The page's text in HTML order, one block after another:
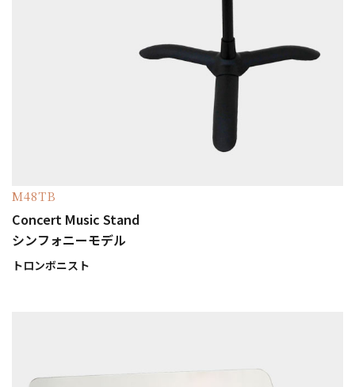
M48TB
Concert Music Stand
シンフォニーモデル
トロンボニスト